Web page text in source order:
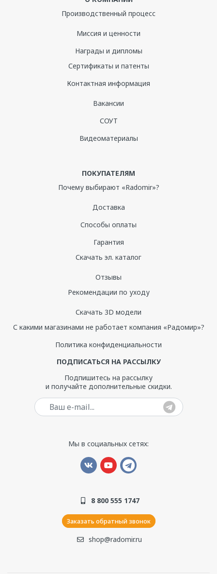
Производственный процесс
Миссия и ценности
Награды и дипломы
Сертификаты и патенты
Контактная информация
Вакансии
СОУТ
Видеоматериалы
ПОКУПАТЕЛЯМ
Почему выбирают «Radomir»?
Доставка
Способы оплаты
Гарантия
Скачать эл. каталог
Отзывы
Рекомендации по уходу
Скачать 3D модели
С какими магазинами не работает компания «Радомир»?
Политика конфиденциальности
ПОДПИСАТЬСЯ НА РАССЫЛКУ
Подпишитесь на рассылку
и получайте дополнительные скидки.
Мы в социальных сетях:
8 800 555 1747
Заказать обратный звонок
shop@radomir.ru